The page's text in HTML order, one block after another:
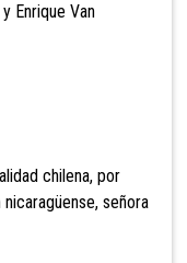
Enrique Van
chilena, por
señora